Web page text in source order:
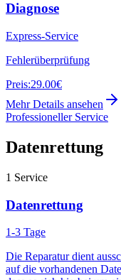
Diagnose
Express-Service
Fehlerüberprüfung
Preis:29.00€
Mehr Details ansehen
Professioneller Service
Datenrettung
1 Service
Datenrettung
1-3 Tage
Die Reparatur dient
auf die vorhandenen